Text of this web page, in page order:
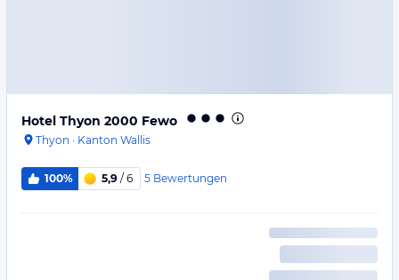
Hotel Thyon 2000 Fewo
Thyon · Kanton Wallis
100% 5,9 / 6 5 Bewertungen